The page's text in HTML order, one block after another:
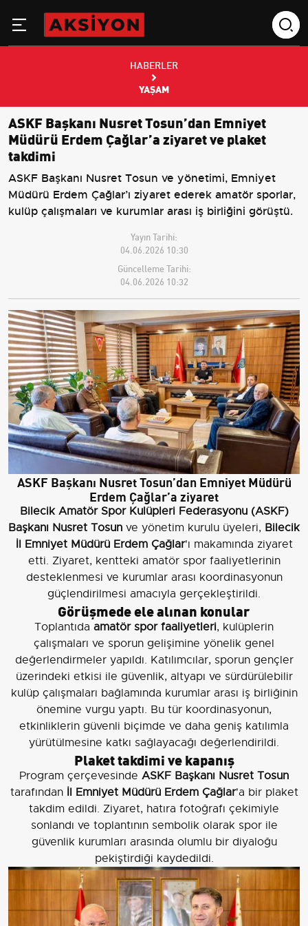
HABERLER
YAŞAM
ASKF Başkanı Nusret Tosun’dan Emniyet
Müdürü Erdem Çağlar’a ziyaret ve plaket
takdimi
ASKF Başkanı Nusret Tosun ve yönetimi, Emniyet
Müdürü Erdem Çağlar’ı ziyaret ederek amatör sporlar,
kulüp çalışmaları ve kurumlar arası iş birliğini görüştü.
Yayın Tarihi:
04.06.2026 10:30
Güncelleme Tarihi:
04.06.2026 10:32
ASKF Başkanı Nusret Tosun’dan Emniyet Müdürü
Erdem Çağlar’a ziyaret
Bilecik Amatör Spor Kulüpleri Federasyonu (ASKF)
Başkanı Nusret Tosun ve yönetim kurulu üyeleri, Bilecik
İl Emniyet Müdürü Erdem Çağlar'ı makamında ziyaret
etti. Ziyaret, kentteki amatör spor faaliyetlerinin
desteklenmesi ve kurumlar arası koordinasyonun
güçlendirilmesi amacıyla gerçekleştirildi.
Görüşmede ele alınan konular
Toplantıda amatör spor faaliyetleri, kulüplerin
çalışmaları ve sporun gelişimine yönelik genel
değerlendirmeler yapıldı. Katılımcılar, sporun gençler
üzerindeki etkisi ile güvenlik, altyapı ve sürdürülebilir
kulüp çalışmaları bağlamında kurumlar arası iş birliğinin
önemine vurgu yaptı. Bu tür koordinasyonun,
etkinliklerin güvenli biçimde ve daha geniş katılımla
yürütülmesine katkı sağlayacağı değerlendirildi.
Plaket takdimi ve kapanış
Program çerçevesinde ASKF Başkanı Nusret Tosun
tarafından İl Emniyet Müdürü Erdem Çağlar'a bir plaket
takdim edildi. Ziyaret, hatıra fotoğrafı çekimiyle
sonlandı ve toplantının sembolik olarak spor ile
güvenlik kurumları arasında olumlu bir diyaloğu
pekiştirdiği kaydedildi.